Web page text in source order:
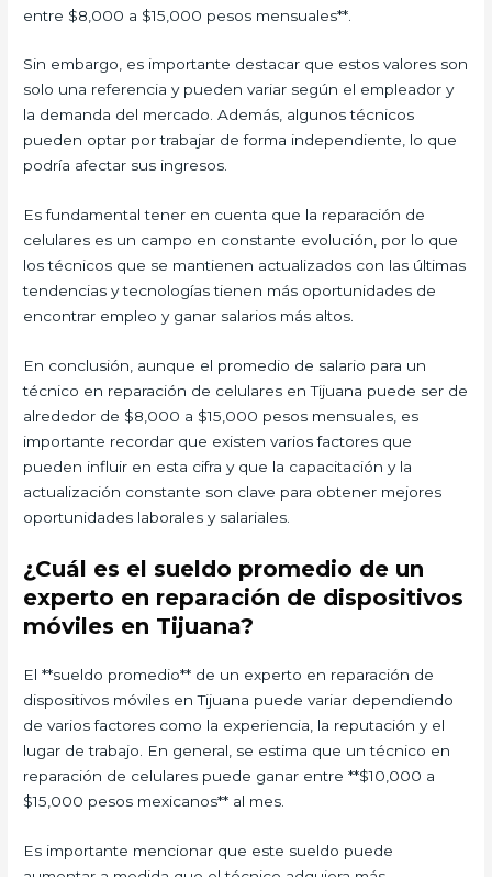
entre $8,000 a $15,000 pesos mensuales**.
Sin embargo, es importante destacar que estos valores son
solo una referencia y pueden variar según el empleador y
la demanda del mercado. Además, algunos técnicos
pueden optar por trabajar de forma independiente, lo que
podría afectar sus ingresos.
Es fundamental tener en cuenta que la reparación de
celulares es un campo en constante evolución, por lo que
los técnicos que se mantienen actualizados con las últimas
tendencias y tecnologías tienen más oportunidades de
encontrar empleo y ganar salarios más altos.
En conclusión, aunque el promedio de salario para un
técnico en reparación de celulares en Tijuana puede ser de
alrededor de $8,000 a $15,000 pesos mensuales, es
importante recordar que existen varios factores que
pueden influir en esta cifra y que la capacitación y la
actualización constante son clave para obtener mejores
oportunidades laborales y salariales.
¿Cuál es el sueldo promedio de un
experto en reparación de dispositivos
móviles en Tijuana?
El **sueldo promedio** de un experto en reparación de
dispositivos móviles en Tijuana puede variar dependiendo
de varios factores como la experiencia, la reputación y el
lugar de trabajo. En general, se estima que un técnico en
reparación de celulares puede ganar entre **$10,000 a
$15,000 pesos mexicanos** al mes.
Es importante mencionar que este sueldo puede